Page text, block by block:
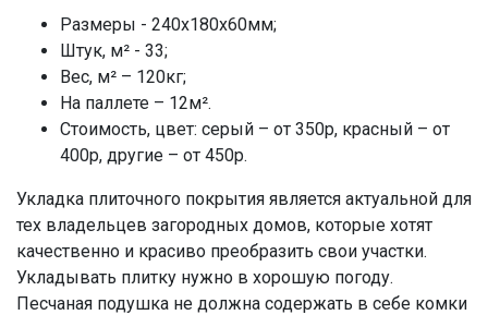
Размеры - 240x180x60мм;
Штук, м² - 33;
Вес, м² – 120кг;
На паллете – 12м².
Стоимость, цвет: серый – от 350р, красный – от
400р, другие – от 450р.
Укладка плиточного покрытия является актуальной для
тех владельцев загородных домов, которые хотят
качественно и красиво преобразить свои участки.
Укладывать плитку нужно в хорошую погоду.
Песчаная подушка не должна содержать в себе комки